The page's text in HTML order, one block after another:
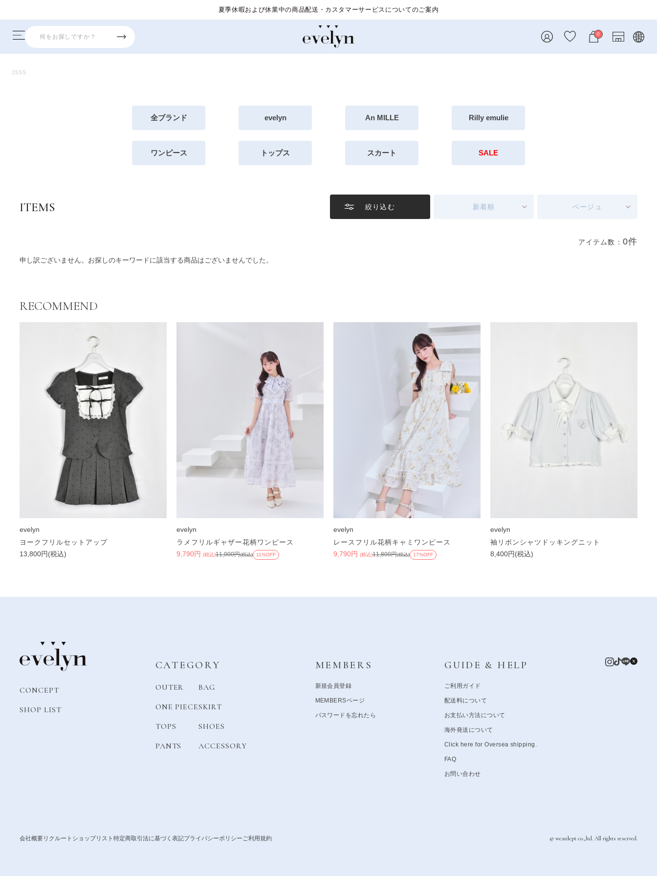
夏季休暇および休業中の商品配送・カスタマーサービスについてのご案内
0
25SS
全ブランド evelyn An MILLE Rilly emulie
ワンピース トップス スカート SALE
ITEMS 絞り込む 新着順 ベージュ
アイテム数： 0件
商品一覧
申し訳ございません。お探しのキーワードに該当する商品はございませんでした。
RECOMMEND
evelyn
ヨークフリルセットアップ
13,800円(税込)
evelyn
ラメフリルギャザー花柄ワンピース
9,790円 (税込)11,000円(税込) 11%OFF
evelyn
レースフリル花柄キャミワンピース
9,790円 (税込)11,800円(税込) 17%OFF
evelyn
袖リボンシャツドッキングニット
8,400円(税込)
CONCEPT
SHOP LIST
CATEGORY
OUTER
ONE PIECE
TOPS
PANTS
BAG
SKIRT
SHOES
ACCESSORY
MEMBERS
新規会員登録
MEMBERSページ
パスワードを忘れたら
GUIDE & HELP
ご利用ガイド
配送料について
お支払い方法について
海外発送について
Click here for Oversea shipping.
FAQ
お問い合わせ
会社概要 リクルート ショップリスト 特定商取引法に基づく表記プライバシーポリシーご利用規約 © weardept co.,ltd. All rights reserved.